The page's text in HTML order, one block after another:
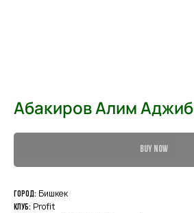
Абакиров Алим
BUY NOW
Город: Бишкек
Клуб: Profit